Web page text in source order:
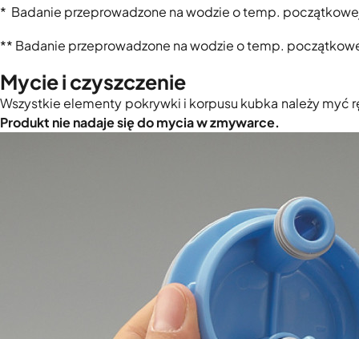
* Badanie przeprowadzone na wodzie o temp.
** Badanie przeprowadzone na wodzie o temp.
Mycie i czyszczenie
Wszystkie elementy pokrywki i korpusu kubka należy myć
Produkt nie nadaje się do mycia w zmywarce.